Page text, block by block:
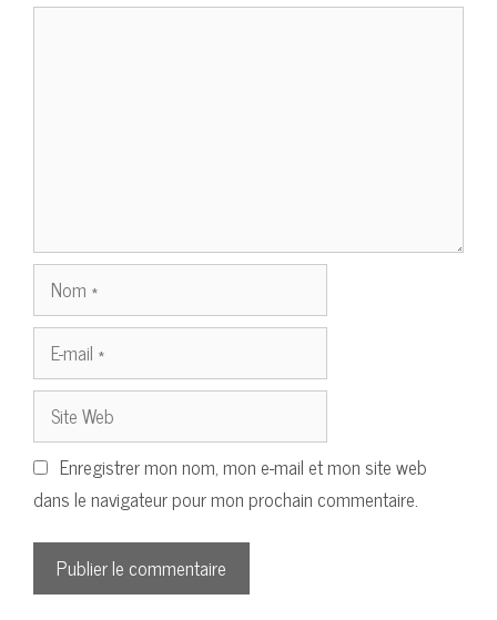
Nom
mail
Site
Web
Enregistrer mon nom, mon e-mail et mon site web
dans le navigateur pour mon prochain commentaire.